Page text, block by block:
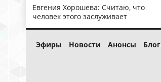
Евгения Хорошева: Считаю, что
человек этого заслуживает
Эфиры Новости Анонсы